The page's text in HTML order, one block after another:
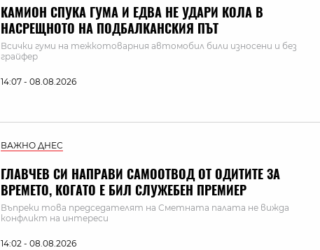
КАМИОН СПУКА ГУМА И ЕДВА НЕ УДАРИ КОЛА В
НАСРЕЩНОТО НА ПОДБАЛКАНСКИЯ ПЪТ
Всички гуми на тежкотоварния автомобил били износени и без
грайфер
14:07 - 08.08.2026
ВАЖНО ДНЕС
ГЛАВЧЕВ СИ НАПРАВИ САМООТВОД ОТ ОДИТИТЕ ЗА
ВРЕМЕТО, КОГАТО Е БИЛ СЛУЖЕБЕН ПРЕМИЕР
Въпреки това председателят на Сметната палата не вижда
конфликт на интереси
14:02 - 08.08.2026